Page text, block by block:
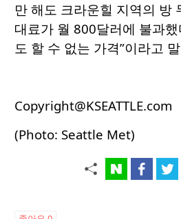
만 해도 크라운힐 지역의 방
대료가 월 800달러에 불과했
도 할 수 없는 가격”이라고
Copyright@KSEATTLE.com
(Photo: Seattle Met)